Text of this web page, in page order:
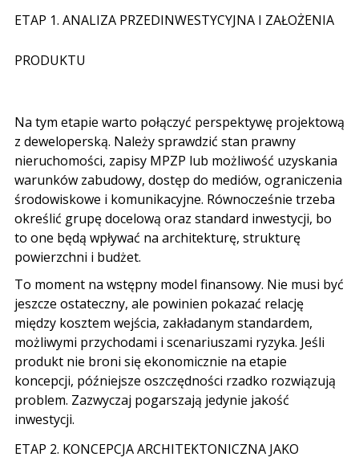
ETAP 1. ANALIZA PRZEDINWESTYCYJNA I ZAŁOŻENIA
PRODUKTU
Na tym etapie warto połączyć perspektywę projektową
z deweloperską. Należy sprawdzić stan prawny
nieruchomości, zapisy MPZP lub możliwość uzyskania
warunków zabudowy, dostęp do mediów, ograniczenia
środowiskowe i komunikacyjne. Równocześnie trzeba
określić grupę docelową oraz standard inwestycji, bo
to one będą wpływać na architekturę, strukturę
powierzchni i budżet.
To moment na wstępny model finansowy. Nie musi być
jeszcze ostateczny, ale powinien pokazać relację
między kosztem wejścia, zakładanym standardem,
możliwymi przychodami i scenariuszami ryzyka. Jeśli
produkt nie broni się ekonomicznie na etapie
koncepcji, późniejsze oszczędności rzadko rozwiązują
problem. Zazwyczaj pogarszają jedynie jakość
inwestycji.
ETAP 2. KONCEPCJA ARCHITEKTONICZNA JAKO